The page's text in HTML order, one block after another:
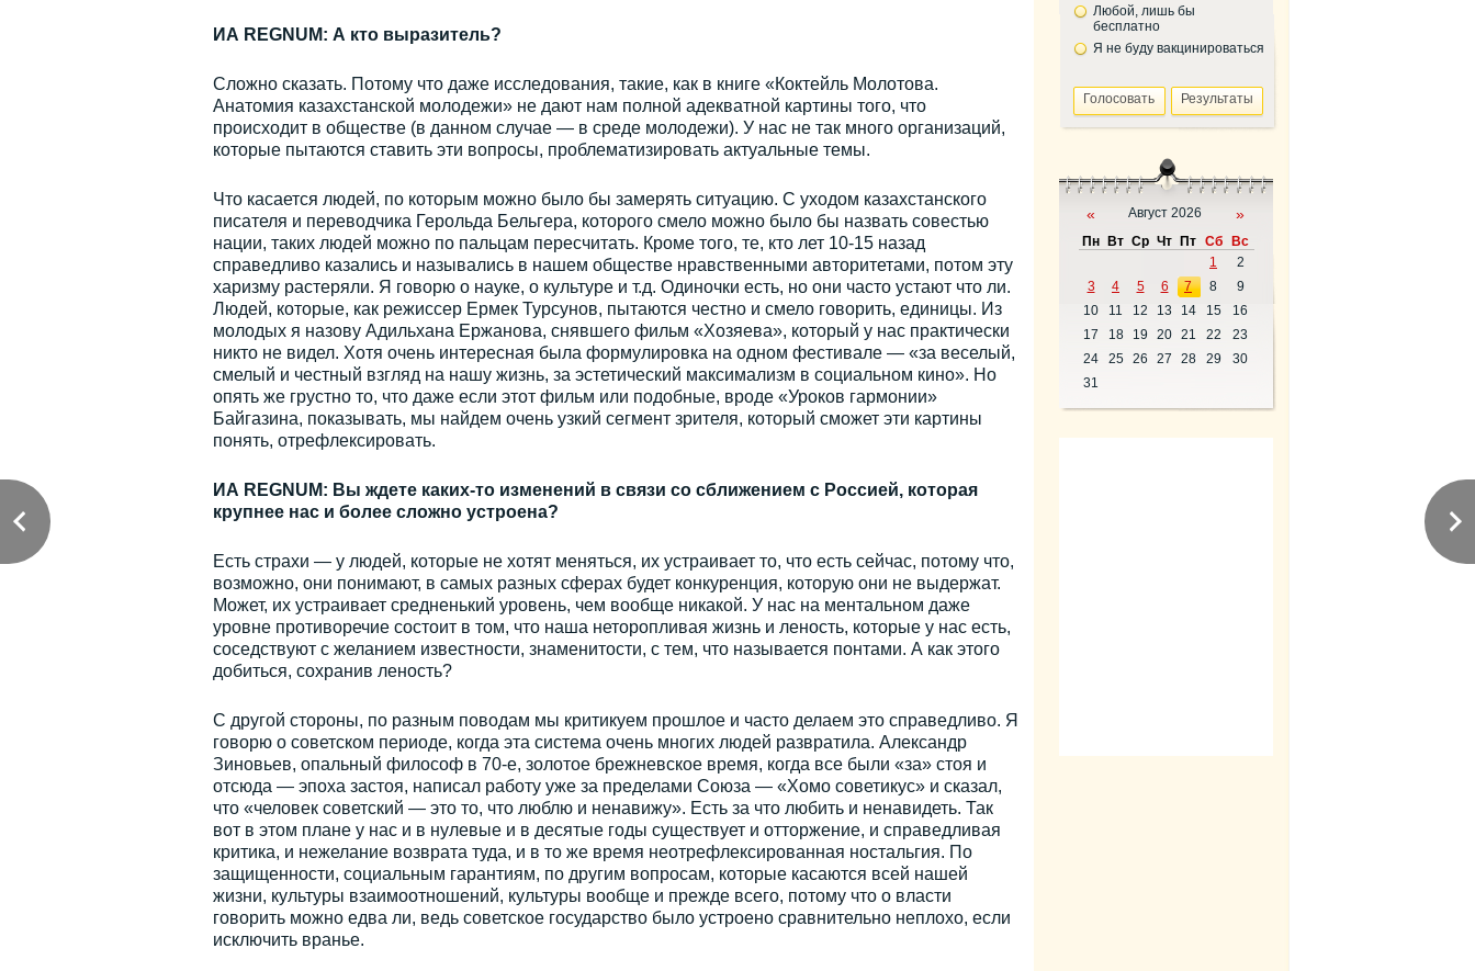
ИА REGNUM: А кто выразитель?
Сложно сказать. Потому что даже исследования, такие, как в книге «Коктейль Молотова.
Анатомия казахстанской молодежи» не дают нам полной адекватной картины того, что
происходит в обществе (в данном случае — в среде молодежи). У нас не так много организаций,
которые пытаются ставить эти вопросы, проблематизировать актуальные темы.
Что касается людей, по которым можно было бы замерять ситуацию. С уходом казахстанского
писателя и переводчика Герольда Бельгера, которого смело можно было бы назвать совестью
нации, таких людей можно по пальцам пересчитать. Кроме того, те, кто лет 10-15 назад
справедливо казались и назывались в нашем обществе нравственными авторитетами, потом эту
харизму растеряли. Я говорю о науке, о культуре и т.д. Одиночки есть, но они часто устают что ли.
Людей, которые, как режиссер Ермек Турсунов, пытаются честно и смело говорить, единицы. Из
молодых я назову Адильхана Ержанова, снявшего фильм «Хозяева», который у нас практически
никто не видел. Хотя очень интересная была формулировка на одном фестивале — «за веселый,
смелый и честный взгляд на нашу жизнь, за эстетический максимализм в социальном кино». Но
опять же грустно то, что даже если этот фильм или подобные, вроде «Уроков гармонии»
Байгазина, показывать, мы найдем очень узкий сегмент зрителя, который сможет эти картины
понять, отрефлексировать.
ИА REGNUM: Вы ждете каких-то изменений в связи со сближением с Россией, которая
крупнее нас и более сложно устроена?
Есть страхи — у людей, которые не хотят меняться, их устраивает то, что есть сейчас, потому что,
возможно, они понимают, в самых разных сферах будет конкуренция, которую они не выдержат.
Может, их устраивает средненький уровень, чем вообще никакой. У нас на ментальном даже
уровне противоречие состоит в том, что наша неторопливая жизнь и леность, которые у нас есть,
соседствуют с желанием известности, знаменитости, с тем, что называется понтами. А как этого
добиться, сохранив леность?
С другой стороны, по разным поводам мы критикуем прошлое и часто делаем это справедливо. Я
говорю о советском периоде, когда эта система очень многих людей развратила. Александр
Зиновьев, опальный философ в 70-е, золотое брежневское время, когда все были «за» стоя и
отсюда — эпоха застоя, написал работу уже за пределами Союза — «Хомо советикус» и сказал,
что «человек советский — это то, что люблю и ненавижу». Есть за что любить и ненавидеть. Так
вот в этом плане у нас и в нулевые и в десятые годы существует и отторжение, и справедливая
критика, и нежелание возврата туда, и в то же время неотрефлексированная ностальгия. По
защищенности, социальным гарантиям, по другим вопросам, которые касаются всей нашей
жизни, культуры взаимоотношений, культуры вообще и прежде всего, потому что о власти
говорить можно едва ли, ведь советское государство было устроено сравнительно неплохо, если
исключить вранье.
Любой, лишь бы
бесплатно
Я не буду вакцинироваться
« Август 2026 »
Пн Вт Ср Чт Пт Сб
Вс
1
2
3
4 5 6 7 8
9
10
11 12 13 14 15
16
17
18 19 20 21 22
23
24
25 26 27 28 29
30
31